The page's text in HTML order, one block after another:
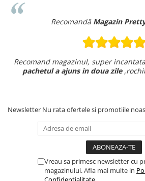
Recomandă Magazin
Recomand magazinul, super
pachetul a ajuns in doua zile
Newsletter Nu rata ofertele si promotiile
Vreau sa primesc newsletter cu
magazinului. Afla mai multe in